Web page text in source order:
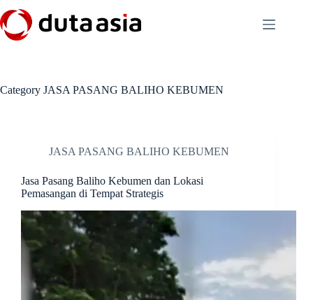
to
content
Category JASA PASANG BALIHO KEBUMEN
JASA PASANG BALIHO KEBUMEN
Jasa Pasang Baliho Kebumen dan Lokasi
Pemasangan di Tempat Strategis